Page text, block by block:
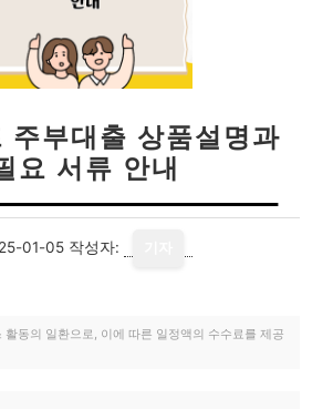
주부대출 상품설명과
요 서류 안내
01-05 작성자:
활동의 일환으로, 이에 따른 일정액의 수수료를 제공